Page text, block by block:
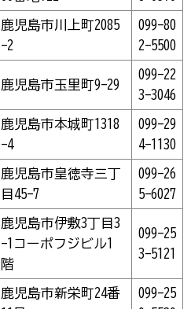
鹿児島市川上町2085
-2
099-80
2-5500
鹿児島市玉里町9-29
099-22
3-3046
鹿児島市本城町1318
-4
099-29
4-1130
鹿児島市皇徳寺三丁
目45-7
099-26
5-6027
鹿児島市伊敷3丁目3
-1コーポフジビル1
階
099-25
3-5121
鹿児島市新栄町24番
099-25